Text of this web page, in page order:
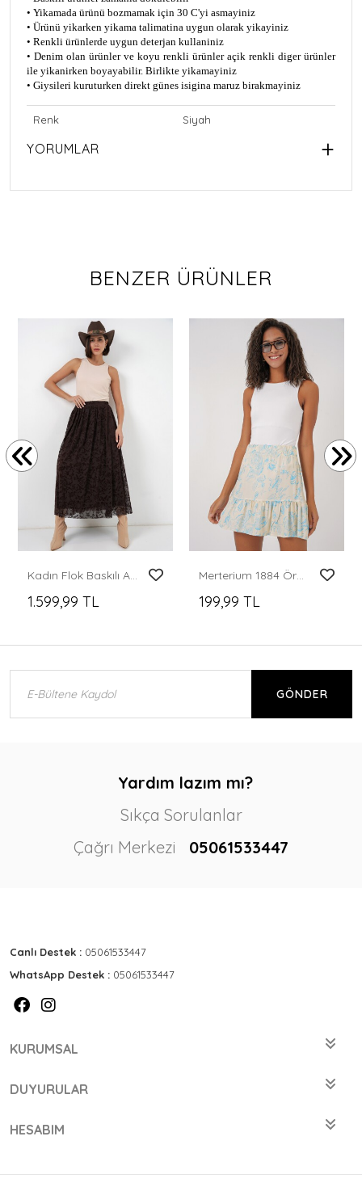
• Yikamada ürünü bozmamak için 30 C'yi asmayiniz
• Ürünü yikarken yikama talimatina uygun olarak yikayiniz
• Renkli ürünlerde uygun deterjan kullaniniz
• Denim olan ürünler ve koyu renkli ürünler açik renkli diger ürünler
ile yikanirken boyayabilir. Birlikte yikamayiniz
• Giysileri kuruturken direkt günes isigina maruz birakmayiniz
Renk Siyah
YORUMLAR
BENZER ÜRÜNLER
Kadın Flok Baskılı Astarlı Etek 8069 - Kahverengi
1.599,99 TL
Merterium 1884 Örme Mini Etek - M. Krem
199,99 TL
GÖNDER
Yardım lazım mı?
Sıkça Sorulanlar
Çağrı Merkezi
05061533447
Canlı Destek : 05061533447
WhatsApp Destek : 05061533447
KURUMSAL
DUYURULAR
HESABIM